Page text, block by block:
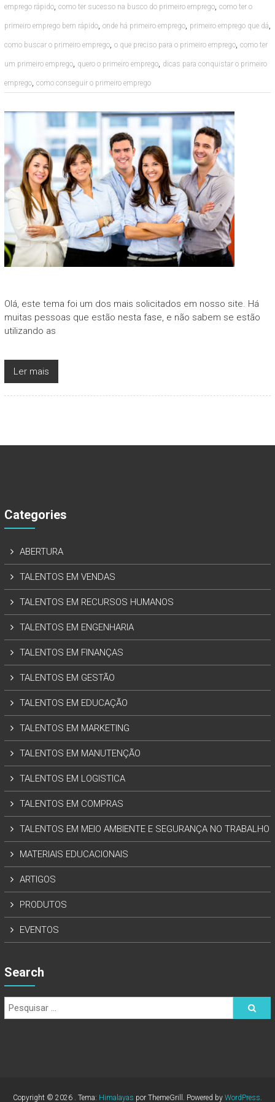
emprego rápido, como ter sucesso na busco do primeiro emprego, como ter o
primeiro emprego bem rápido, onde há primeiro emprego, primeiro emprego que dá,
como buscar o primeiro emprego, o que preciso para o primeiro emprego, como ter
um primeiro emprego, quero o primeiro emprego, dicas para conquistar o primeiro
emprego, como conseguir o primeiro emprego
Olá, este tema foi um dos mais solicitados em nosso site. Há
muitas pessoas que estão nesta fase, e não sabem se estão
utilizando as
Ler mais
Categories
ABERTURA
TALENTOS EM VENDAS
TALENTOS EM RECURSOS HUMANOS
TALENTOS EM ENGENHARIA
TALENTOS EM FINANÇAS
TALENTOS EM GESTÃO
TALENTOS EM EDUCAÇÃO
TALENTOS EM MARKETING
TALENTOS EM MANUTENÇÃO
TALENTOS EM LOGISTICA
TALENTOS EM COMPRAS
TALENTOS EM MEIO AMBIENTE E SEGURANÇA NO TRABALHO
MATERIAIS EDUCACIONAIS
ARTIGOS
PRODUTOS
EVENTOS
Search
Copyright © 2026 . Tema: Himalayas por ThemeGrill. Powered by WordPress.